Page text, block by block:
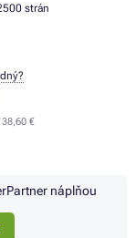
strán
€
náplňou